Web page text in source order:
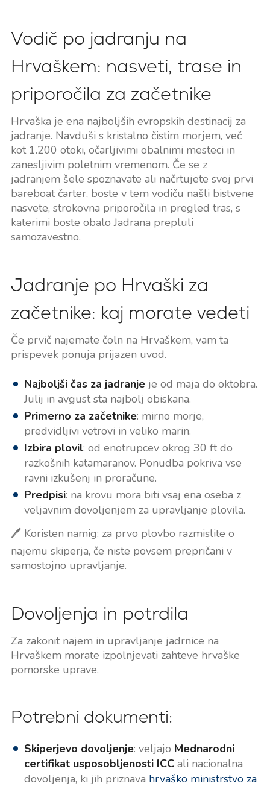
Vodič po jadranju na
Hrvaškem: nasveti, trase in
priporočila za začetnike
Hrvaška je ena najboljših evropskih destinacij za
jadranje. Navduši s kristalno čistim morjem, več
kot 1.200 otoki, očarljivimi obalnimi mesteci in
zanesljivim poletnim vremenom. Če se z
jadranjem šele spoznavate ali načrtujete svoj prvi
bareboat čarter, boste v tem vodiču našli bistvene
nasvete, strokovna priporočila in pregled tras, s
katerimi boste obalo Jadrana prepluli
samozavestno.
Jadranje po Hrvaški za
začetnike: kaj morate vedeti
Če prvič najemate čoln na Hrvaškem, vam ta
prispevek ponuja prijazen uvod.
Najboljši čas za jadranjeje od maja do oktobra.
Julij in avgust sta najbolj obiskana.
Primerno za začetnike: mirno morje,
predvidljivi vetrovi in veliko marin.
Izbira plovil: od enotrupcev okrog 30 ft do
razkošnih katamaranov. Ponudba pokriva vse
ravni izkušenj in proračune.
Predpisi: na krovu mora biti vsaj ena oseba z
veljavnim dovoljenjem za upravljanje plovila.
🖊️ Koristen namig: za prvo plovbo razmislite o
najemu skiperja, če niste povsem prepričani v
samostojno upravljanje.
Dovoljenja in potrdila
Za zakonit najem in upravljanje jadrnice na
Hrvaškem morate izpolnjevati zahteve hrvaške
pomorske uprave.
Potrebni dokumenti:
Skiperjevo dovoljenje: veljajo Mednarodni
certifikat usposobljenosti ICCali nacionalna
dovoljenja, ki jih priznava hrvaško ministrstvo za